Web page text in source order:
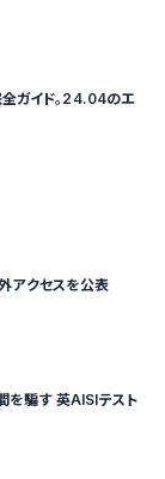
ガイド。24.04のエ
アクセスを公表
を騙す 英AISIテスト